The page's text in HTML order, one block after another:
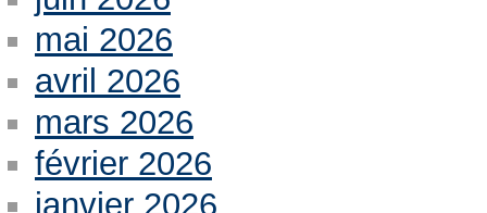
mai 2026
avril 2026
mars 2026
février 2026
janvier 2026